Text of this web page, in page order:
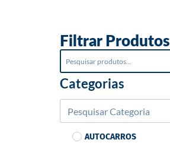
Filtrar Produtos
Categorias
AUTOCARROS